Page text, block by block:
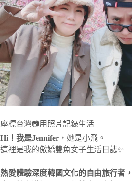
座標台灣📷用照片記錄生活
Hi！我是Jennifer ，她是小飛。
這裡是我的傲嬌雙魚女子生活日誌✨
熱愛體驗深度韓國文化的自由旅行者，